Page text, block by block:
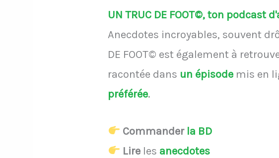
UN TRUC DE FOOT©, ton podcast
Anecdotes incroyables, souvent
DE FOOT© est également à
racontée dans un épisode mis en
préférée.
Commander la BD
Lire les anecdotes